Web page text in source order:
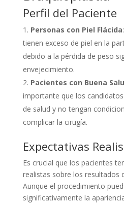
Perfil del Paciente
Personas con Piel Flácida
tienen exceso de piel en la
debido a la pérdida de peso
envejecimiento.
Pacientes con Buena
importante que los
de salud y no tengan
complicar la cirugía.
Expectativas
Es crucial que los pacientes
realistas sobre los resultados
Aunque el procedimiento
significativamente la